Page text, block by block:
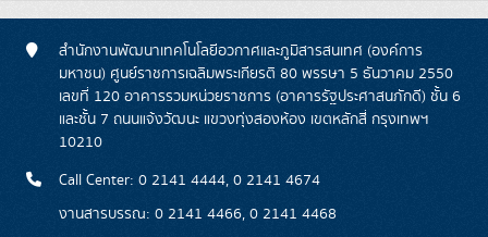
สำนักงานพัฒนาเทคโนโลยีอวกาศและภูมิสารสนเทศ (องค์การ
มหาชน) ศูนย์ราชการเฉลิมพระเกียรติ 80 พรรษา 5 ธันวาคม 2550
เลขที่ 120 อาคารรวมหน่วยราชการ (อาคารรัฐประศาสนภักดี) ชั้น 6
และชั้น 7 ถนนแจ้งวัฒนะ แขวงทุ่งสองห้อง เขตหลักสี่ กรุงเทพฯ
10210
Call Center: 0 2141 4444, 0 2141 4674
งานสารบรรณ: 0 2141 4466, 0 2141 4468